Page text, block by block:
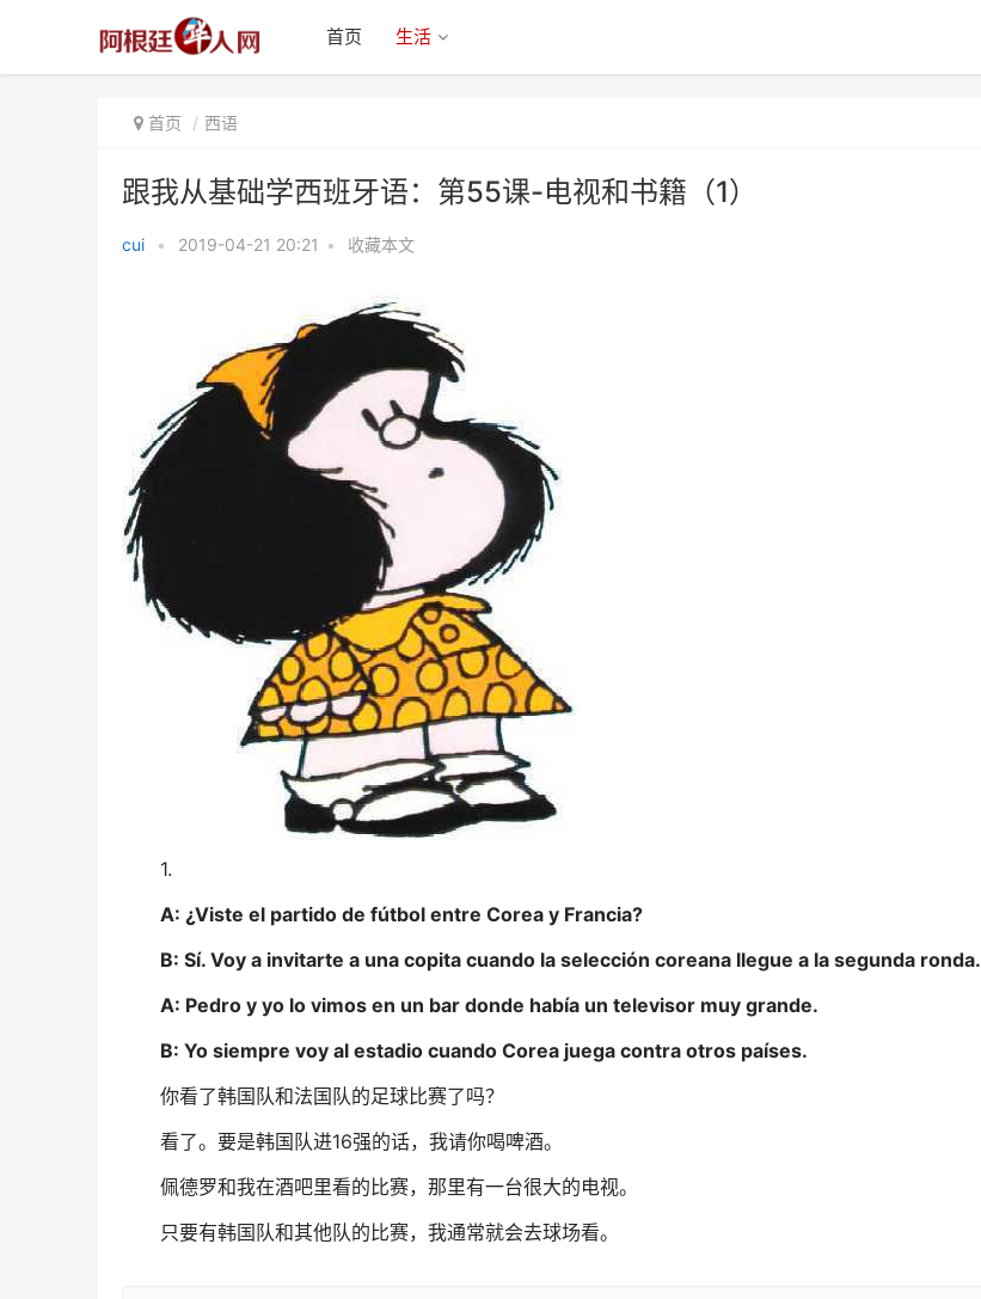
首页 生活
首页 西语
跟我从基础学西班牙语：第55课-电视和书籍（1）
cui • 2019-04-21 20:21 • 收藏本文
1.
A: ¿Viste el partido de fútbol entre Corea y Francia?
B: Sí. Voy a invitarte a una copita cuando la selección coreana llegue a la segunda ronda.
A: Pedro y yo lo vimos en un bar donde había un televisor muy grande.
B: Yo siempre voy al estadio cuando Corea juega contra otros países.
你看了韩国队和法国队的足球比赛了吗？
看了。要是韩国队进16强的话，我请你喝啤酒。
佩德罗和我在酒吧里看的比赛，那里有一台很大的电视。
只要有韩国队和其他队的比赛，我通常就会去球场看。